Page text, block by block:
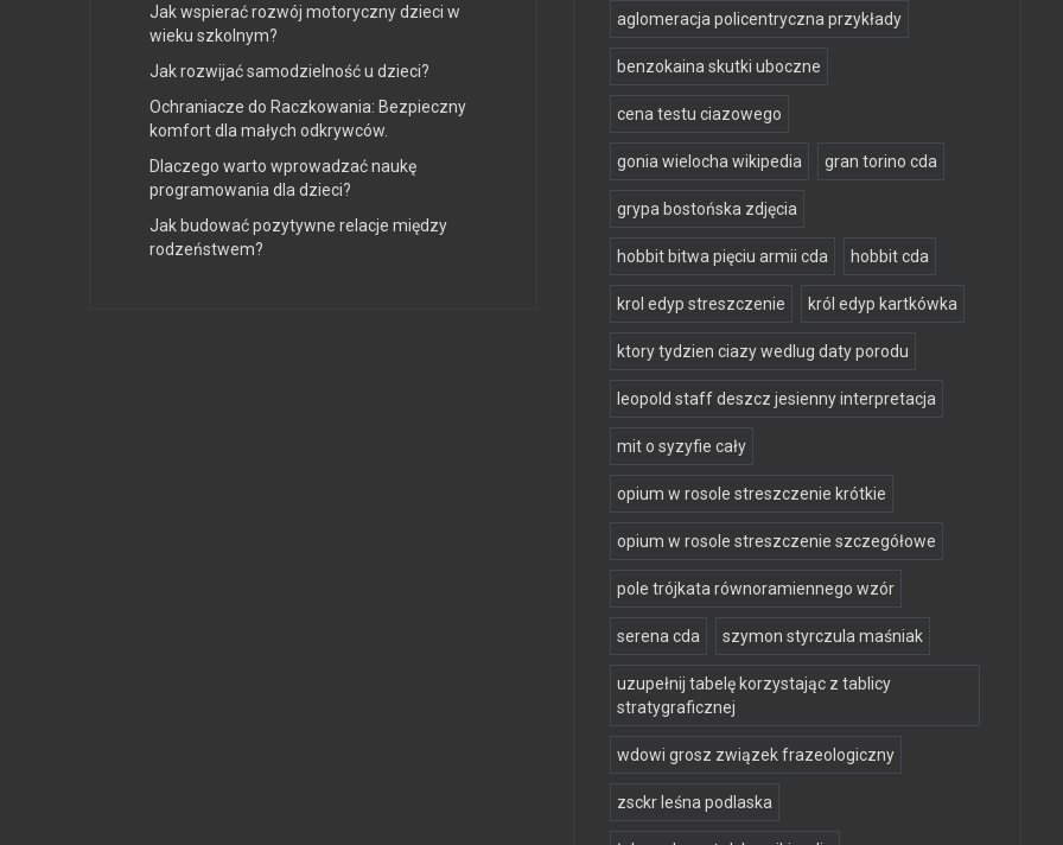
Jak wspierać rozwój motoryczny dzieci w
wieku szkolnym?
Jak rozwijać samodzielność u dzieci?
Ochraniacze do Raczkowania: Bezpieczny
komfort dla małych odkrywców.
Dlaczego warto wprowadzać naukę
programowania dla dzieci?
Jak budować pozytywne relacje między
rodzeństwem?
aglomeracja policentryczna przykłady
benzokaina skutki uboczne
cena testu ciazowego
gonia wielocha wikipedia gran torino cda
grypa bostońska zdjęcia
hobbit bitwa pięciu armii cda hobbit cda
krol edyp streszczenie król edyp kartkówka
ktory tydzien ciazy wedlug daty porodu
leopold staff deszcz jesienny interpretacja
mit o syzyfie cały
opium w rosole streszczenie krótkie
opium w rosole streszczenie szczegółowe
pole trójkata równoramiennego wzór
serena cda szymon styrczula maśniak
uzupełnij tabelę korzystając z tablicy
stratygraficznej
wdowi grosz związek frazeologiczny
zsckr leśna podlaska